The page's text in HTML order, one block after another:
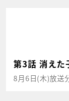
第3話 消えた
8月6日(木)放送